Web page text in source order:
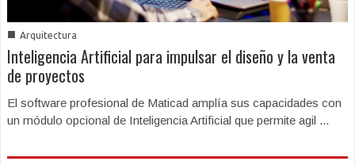
■ Arquitectura
Inteligencia Artificial para impulsar el diseño y la venta
de proyectos
El software profesional de Maticad amplía sus capacidades con
un módulo opcional de Inteligencia Artificial que permite agil ...